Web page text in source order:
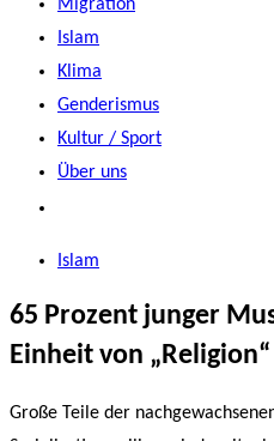
Migration
Islam
Klima
Genderismus
Kultur / Sport
Über uns
Islam
65 Prozent junger
Einheit von
Große Teile der